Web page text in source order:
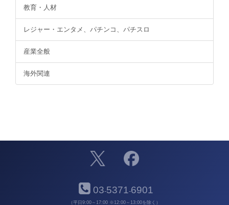
教育・人材
レジャー・エンタメ、パチンコ、パチスロ
産業全般
海外関連
03-5371-6901
（平日9:00～17:00 ※12:00～13:00を除く）